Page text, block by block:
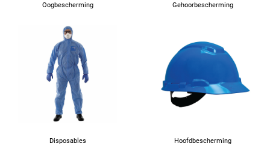
Oogbescherming Gehoorbescherming
Disposables Hoofdbescherming